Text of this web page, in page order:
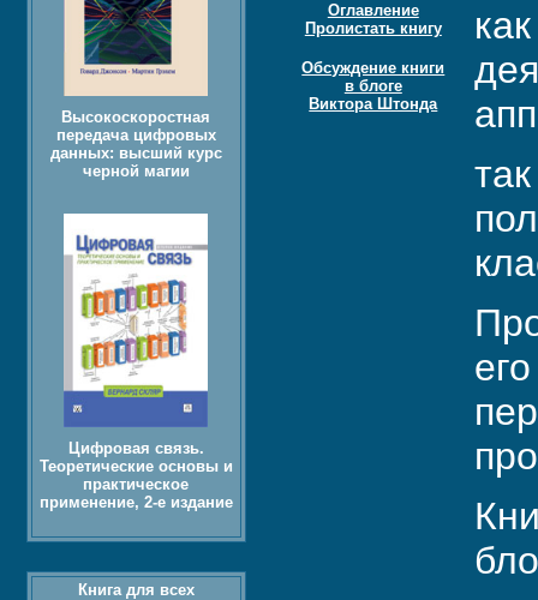
Оглавление
Пролистать книгу
Обсуждение книги
в блоге
Виктора Штонда
Высокоскоростная
передача цифровых
данных: высший курс
черной магии
Цифровая связь.
Теоретические основы и
практическое
применение, 2-е издание
Книга для всех